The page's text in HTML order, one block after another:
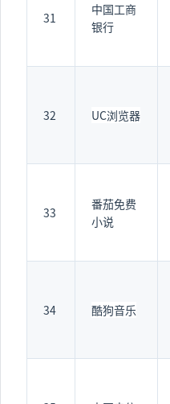
31
中国工商
银行
32 UC浏览器
33
番茄免费
小说
34 酷狗音乐